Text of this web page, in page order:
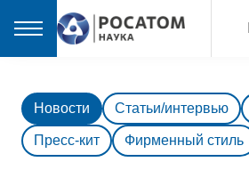
Новости Статьи/интервью
Пресс-кит Фирменный стиль